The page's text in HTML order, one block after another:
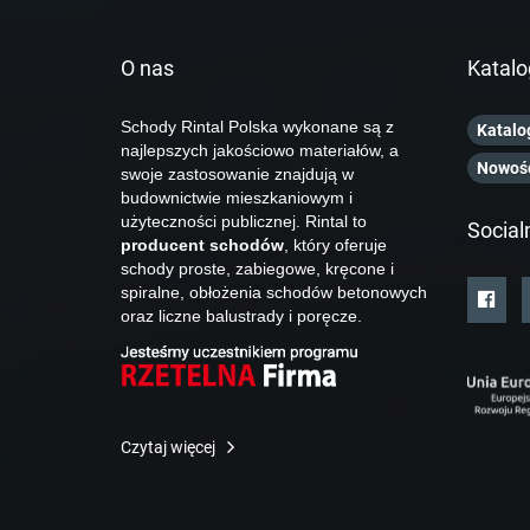
O nas
Schody Rintal Polska wykonane są z
najlepszych jakościowo materiałów, a
swoje zastosowanie znajdują w
budownictwie mieszkaniowym i
użyteczności publicznej. Rintal to
producent schodów , który oferuje
schody proste, zabiegowe, kręcone i
spiralne, obłożenia schodów betonowych
oraz liczne balustrady i poręcze.
Czytaj więcej